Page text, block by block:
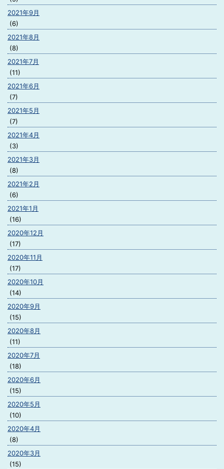
2021年9月
(6)
2021年8月
(8)
2021年7月
(11)
2021年6月
(7)
2021年5月
(7)
2021年4月
(3)
2021年3月
(8)
2021年2月
(6)
2021年1月
(16)
2020年12月
(17)
2020年11月
(17)
2020年10月
(14)
2020年9月
(15)
2020年8月
(11)
2020年7月
(18)
2020年6月
(15)
2020年5月
(10)
2020年4月
(8)
2020年3月
(15)